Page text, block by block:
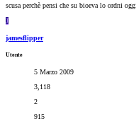
scusa perchè pensi che su bioeva lo ordni
J
jamesflipper
Utente
5 Marzo 2009
3,118
2
915